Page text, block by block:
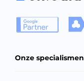
Onze specialismen